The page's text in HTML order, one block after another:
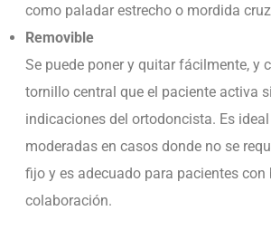
como paladar estrecho o mordida
Removible
Se puede poner y quitar fácilmente, y
tornillo central que el paciente activa
indicaciones del ortodoncista. Es
moderadas en casos donde no se
fijo y es adecuado para pacientes con
colaboración.